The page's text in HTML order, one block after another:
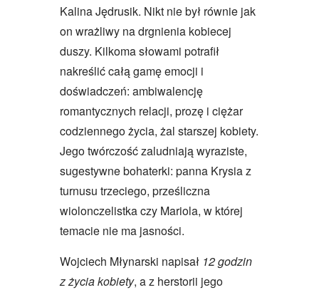
Kalina Jędrusik. Nikt nie był równie jak
on wrażliwy na drgnienia kobiecej
duszy. Kilkoma słowami potrafił
nakreślić całą gamę emocji i
doświadczeń: ambiwalencję
romantycznych relacji, prozę i ciężar
codziennego życia, żal starszej kobiety.
Jego twórczość zaludniają wyraziste,
sugestywne bohaterki: panna Krysia z
turnusu trzeciego, prześliczna
wiolonczelistka czy Mariola, w której
temacie nie ma jasności.
Wojciech Młynarski napisał 12 godzin
z życia kobiety, a z herstorii jego